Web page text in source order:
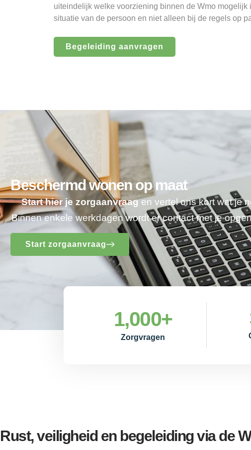
uiteindelijk welke voorziening binnen de Wmo mogelijk
situatie van de persoon en niet alleen bij de regels op
Begeleiding aanvragen
Beschermd wonen op maat
Start hier je zorgaanvraagen vertel ons kort wat je
Binnen enkele werkdagen wordt er contact met je
Start zorgaanvraag
Zorgvragen
1,000+
Rust, veiligheid en begeleiding via de